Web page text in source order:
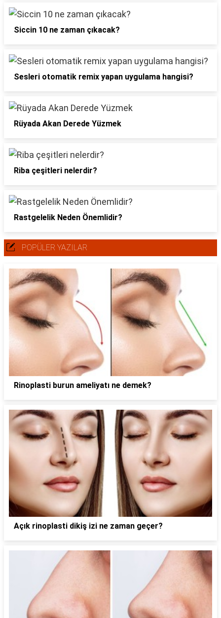
Siccin 10 ne zaman çıkacak?
Sesleri otomatik remix yapan uygulama hangisi?
Rüyada Akan Derede Yüzmek
Riba çeşitleri nelerdir?
Rastgelelik Neden Önemlidir?
POPÜLER YAZILAR
Rinoplasti burun ameliyatı ne demek?
Açık rinoplasti dikiş izi ne zaman geçer?